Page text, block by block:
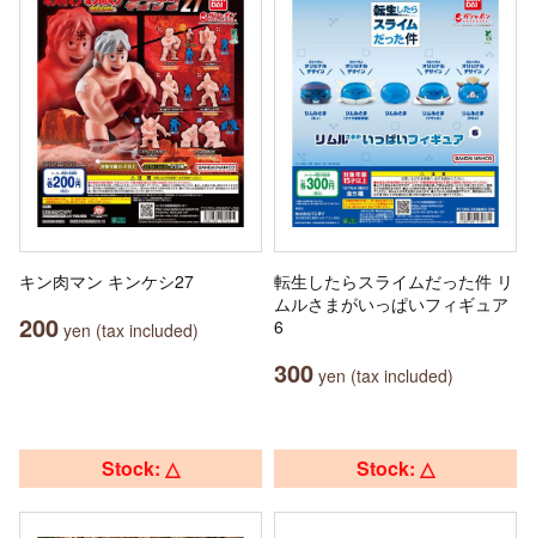
キン肉マン キンケシ27
200 yen (tax included)
転生したらスライムだった件 リ
ムルさまがいっぱいフィギュア
6
300 yen (tax included)
Stock: △ Stock: △